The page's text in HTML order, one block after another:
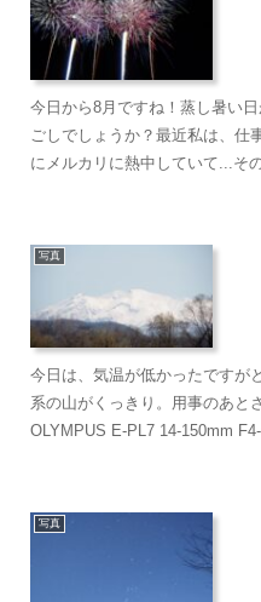
今日から8月ですね！蒸し暑い
ごしでしょうか？最近私は、仕
にメルカリに熱中していて...そ
写真
今日は、気温が低かったですが
系の山がくっきり。用事のあと
OLYMPUS E-PL7 14-150mm
写真